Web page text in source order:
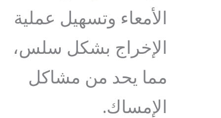
الأمعاء وتسهيل عملية
الإخراج بشكل سلس،
مما يحد من مشاكل
الإمساك.